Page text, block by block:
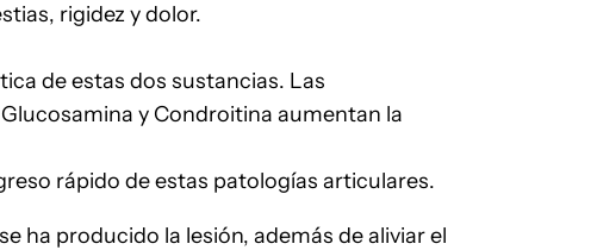
rigidez y dolor.
de estas dos sustancias. Las
y Condroitina aumentan la
rápido de estas patologías articulares.
ha producido la lesión, además de aliviar el